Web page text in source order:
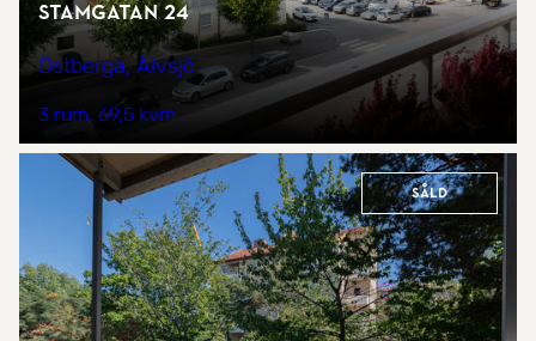
Stamgatan 24
Östberga, Älvsjö
3 rum 69,5 kvm
Såld